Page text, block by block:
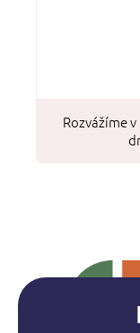
Rozvážíme